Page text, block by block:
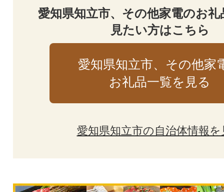
愛知県知立市、その他家電のお
見たい方はこちら
愛知県知立市、その他家
お礼品一覧を見る
愛知県知立市の自治体情報を